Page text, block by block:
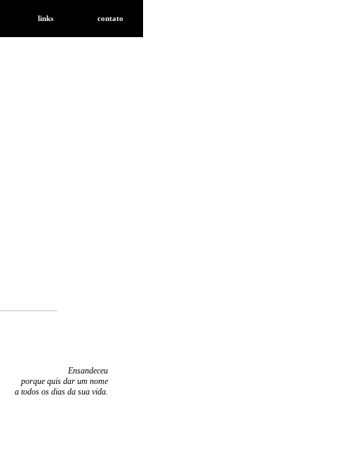
links contato
Ensandeceu
porque quis dar um nome
a todos os dias da sua vida.